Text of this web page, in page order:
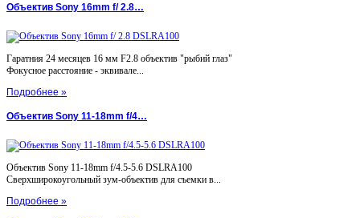
Объектив Sony 16mm f/ 2.8…
Гаратния 24 месяцев 16 мм F2.8 объектив "рыбий глаз"
Фокусное расстояние - эквивале...
Подробнее »
Объектив Sony 11-18mm f/4…
Объектив Sony 11-18mm f/4.5-5.6 DSLRA100
Сверхширокоугольный зум-объектив для съемки в...
Подробнее »